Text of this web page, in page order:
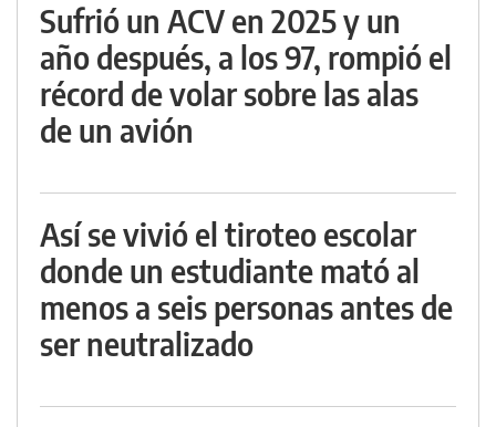
Sufrió un ACV en 2025 y un
año después, a los 97, rompió el
récord de volar sobre las alas
de un avión
Así se vivió el tiroteo escolar
donde un estudiante mató al
menos a seis personas antes de
ser neutralizado